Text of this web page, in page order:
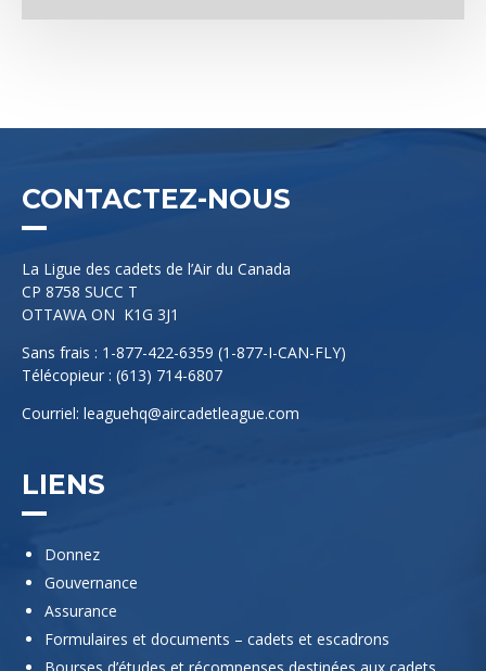
CONTACTEZ-NOUS
La Ligue des cadets de l’Air du Canada
CP 8758 SUCC T
OTTAWA ON K1G 3J1
Sans frais : 1-877-422-6359 (1-877-I-CAN-FLY)
Télécopieur : (613) 714-6807
Courriel: leaguehq@aircadetleague.com
LIENS
Donnez
Gouvernance
Assurance
Formulaires et documents – cadets et escadrons